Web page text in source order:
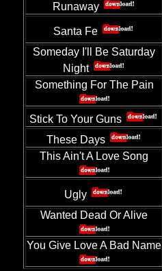
Runaway
Santa Fe
Someday I'll Be Saturday
Night
Something For The Pain
Stick To Your Guns
These Days
This Ain't A Love Song
Ugly
Wanted Dead Or Alive
You Give Love A Bad Name